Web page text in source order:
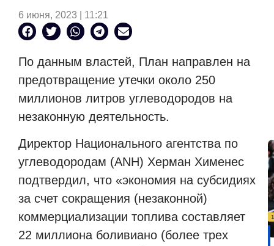
6 июня, 2023 | 11:21
По данным властей, План направлен на
предотвращение утечки около 250
миллионов литров углеводородов на
незаконную деятельность.
Директор Национального агентства по
углеводородам (ANH) Херман Хименес
подтвердил, что «экономия на субсидиях
за счет сокращения (незаконной)
коммерциализации топлива составляет
22 миллиона боливиано (более трех